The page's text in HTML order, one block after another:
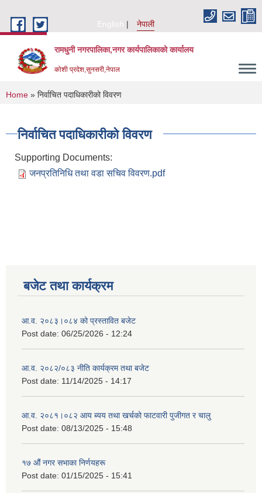
English
नेपाली
रामधुनी नगरपालिका,नगर कार्यपालिकाको कार्यालय
कोशी प्रदेश,सुनसरी,नेपाल
You are here
Home » निर्वाचित पदाधिकारीको विवरण
निर्वाचित पदाधिकारीको विवरण
Supporting Documents:
जनप्रतिनिधि तथा वडा सचिव विवरण.pdf
बजेट तथा कार्यक्रम
आ.व. २०८३।०८४ को प्रस्तावित बजेट
Post date: 06/25/2026 - 12:24
आ.व. २०८२/०८३ नीति कार्यक्रम तथा बजेट
Post date: 11/14/2025 - 14:17
आ.व. २०८१।०८२ आय ब्यय तथा खर्चको फाटवारी पुजीगत र चालु
Post date: 08/13/2025 - 15:48
१७ औं नगर सभाका निर्णयहरू
Post date: 01/15/2025 - 15:41